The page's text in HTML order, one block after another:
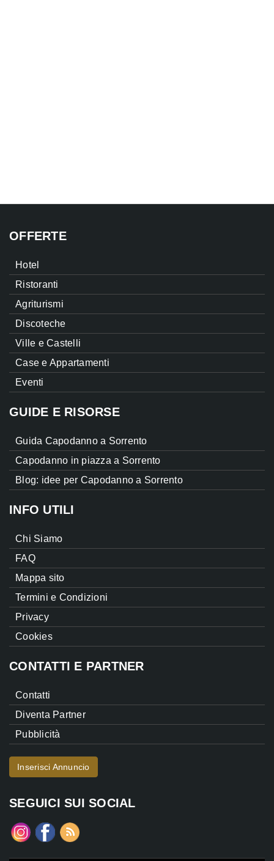
OFFERTE
Hotel
Ristoranti
Agriturismi
Discoteche
Ville e Castelli
Case e Appartamenti
Eventi
GUIDE E RISORSE
Guida Capodanno a Sorrento
Capodanno in piazza a Sorrento
Blog: idee per Capodanno a Sorrento
INFO UTILI
Chi Siamo
FAQ
Mappa sito
Termini e Condizioni
Privacy
Cookies
CONTATTI E PARTNER
Contatti
Diventa Partner
Pubblicità
Inserisci Annuncio
SEGUICI SUI SOCIAL